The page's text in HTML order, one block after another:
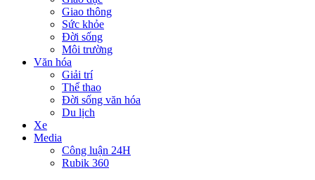
Giao thông
Sức khỏe
Đời sống
Môi trường
Văn hóa
Giải trí
Thể thao
Đời sống văn hóa
Du lịch
Xe
Media
Công luận 24H
Rubik 360